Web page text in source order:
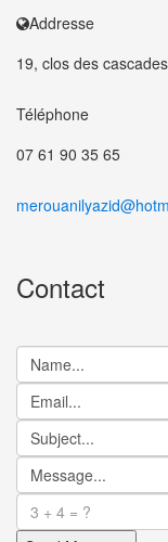
Addresse
19, clos des
Téléphone
07 61 90 35 65
Contact